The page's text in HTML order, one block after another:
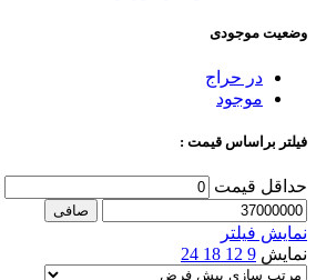
وضعیت موجودی
در حراج
موجود
فیلتر براساس قیمت :
حداقل قیمت
صافی
نمایش فیلتر
نمایش 9
12
18
24